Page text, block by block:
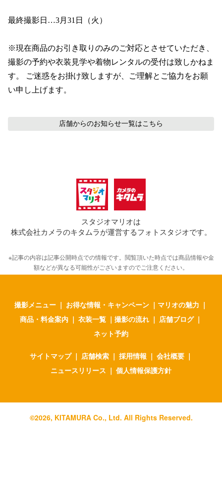
最終撮影日…3月31日（火）
※現在商品のお引き取りのみのご対応とさせていただき、
撮影の予約や衣装見学や着物レンタルの受付は致しかねま
す。 ご迷惑をお掛け致しますが、ご理解とご協力をお願
い申し上げます。
店舗からのお知らせ一覧はこちら
スタジオマリオは
株式会社カメラのキタムラが運営するフォトスタジオです。
※記事の内容は記事公開時点での情報です。閲覧頂いた時点では商品情報や金
額などが異なる可能性がございますのでご注意ください。
撮影メニュー ｜ お得な情報・キャンペーン ｜ マリオの魅力 ｜
商品・料金案内 ｜ 衣装一覧 ｜ 撮影の流れ ｜ 店舗ブログ ｜
ネット予約
サイトマップ ｜ 店舗検索 ｜ 採用情報 ｜ 会社概要 ｜
ニュースリリース ｜ 個人情報保護方針
©2026, KITAMURA Co., Ltd. All Rights Reserved.